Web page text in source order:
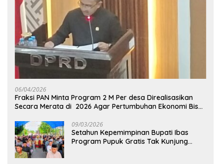
06/04/2026
Fraksi PAN Minta Program 2 M Per desa Direalisasikan
Secara Merata di 2026 Agar Pertumbuhan Ekonomi Bisa
09/03/2026
Setahun Kepemimpinan Bupati Ibas
Program Pupuk Gratis Tak Kunjung